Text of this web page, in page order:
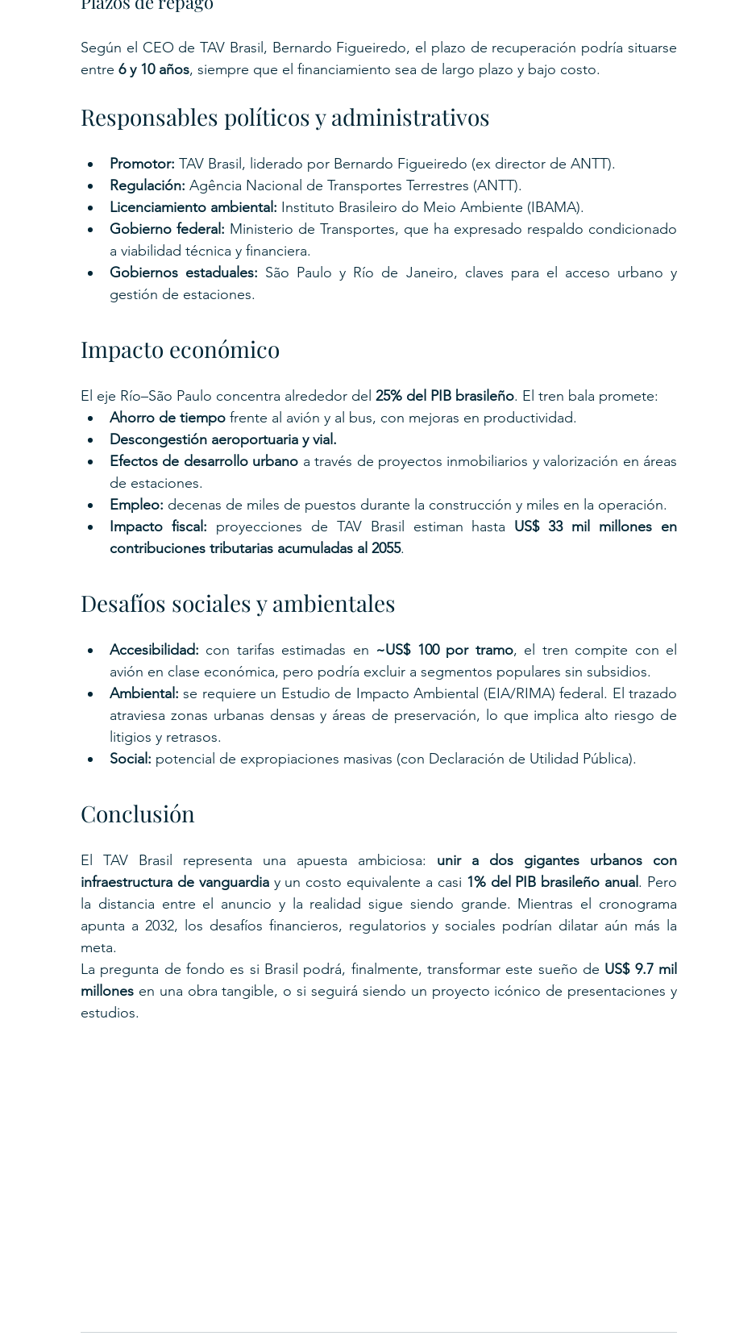
Según el CEO de TAV Brasil, Bernardo Figueiredo, el plazo de recuperación podría situarse
entre 6 y 10 años, siempre que el financiamiento sea de largo plazo y bajo costo.
Responsables políticos y administrativos
Promotor: TAV Brasil, liderado por Bernardo Figueiredo (ex director de ANTT).
Regulación: Agência Nacional de Transportes Terrestres (ANTT).
Licenciamiento ambiental: Instituto Brasileiro do Meio Ambiente (IBAMA).
Gobierno federal: Ministerio de Transportes, que ha expresado respaldo condicionado
a viabilidad técnica y financiera.
Gobiernos estaduales: São Paulo y Río de Janeiro, claves para el acceso urbano y
gestión de estaciones.
Impacto económico
El eje Río–São Paulo concentra alrededor del 25% del PIB brasileño. El tren bala promete:
Ahorro de tiempo frente al avión y al bus, con mejoras en productividad.
Descongestión aeroportuaria y vial.
Efectos de desarrollo urbano a través de proyectos inmobiliarios y valorización en áreas
de estaciones.
Empleo: decenas de miles de puestos durante la construcción y miles en la operación.
Impacto fiscal: proyecciones de TAV Brasil estiman hasta US$ 33 mil millones en
contribuciones tributarias acumuladas al 2055.
Desafíos sociales y ambientales
Accesibilidad: con tarifas estimadas en ~US$ 100 por tramo, el tren compite con el
avión en clase económica, pero podría excluir a segmentos populares sin subsidios.
Ambiental: se requiere un Estudio de Impacto Ambiental (EIA/RIMA) federal. El trazado
atraviesa zonas urbanas densas y áreas de preservación, lo que implica alto riesgo de
litigios y retrasos.
Social: potencial de expropiaciones masivas (con Declaración de Utilidad Pública).
Conclusión
El TAV Brasil representa una apuesta ambiciosa: unir a dos gigantes urbanos con
infraestructura de vanguardia y un costo equivalente a casi 1% del PIB brasileño anual . Pero
la distancia entre el anuncio y la realidad sigue siendo grande. Mientras el cronograma
apunta a 2032, los desafíos financieros, regulatorios y sociales podrían dilatar aún más la
meta.
La pregunta de fondo es si Brasil podrá, finalmente, transformar este sueño de US$ 9.7 mil
millones en una obra tangible, o si seguirá siendo un proyecto icónico de presentaciones y
estudios.